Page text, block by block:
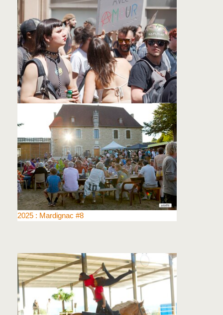
Limoges : Manifestive contre la criminalisation
des Free Parties
2025 : Mardignac #8